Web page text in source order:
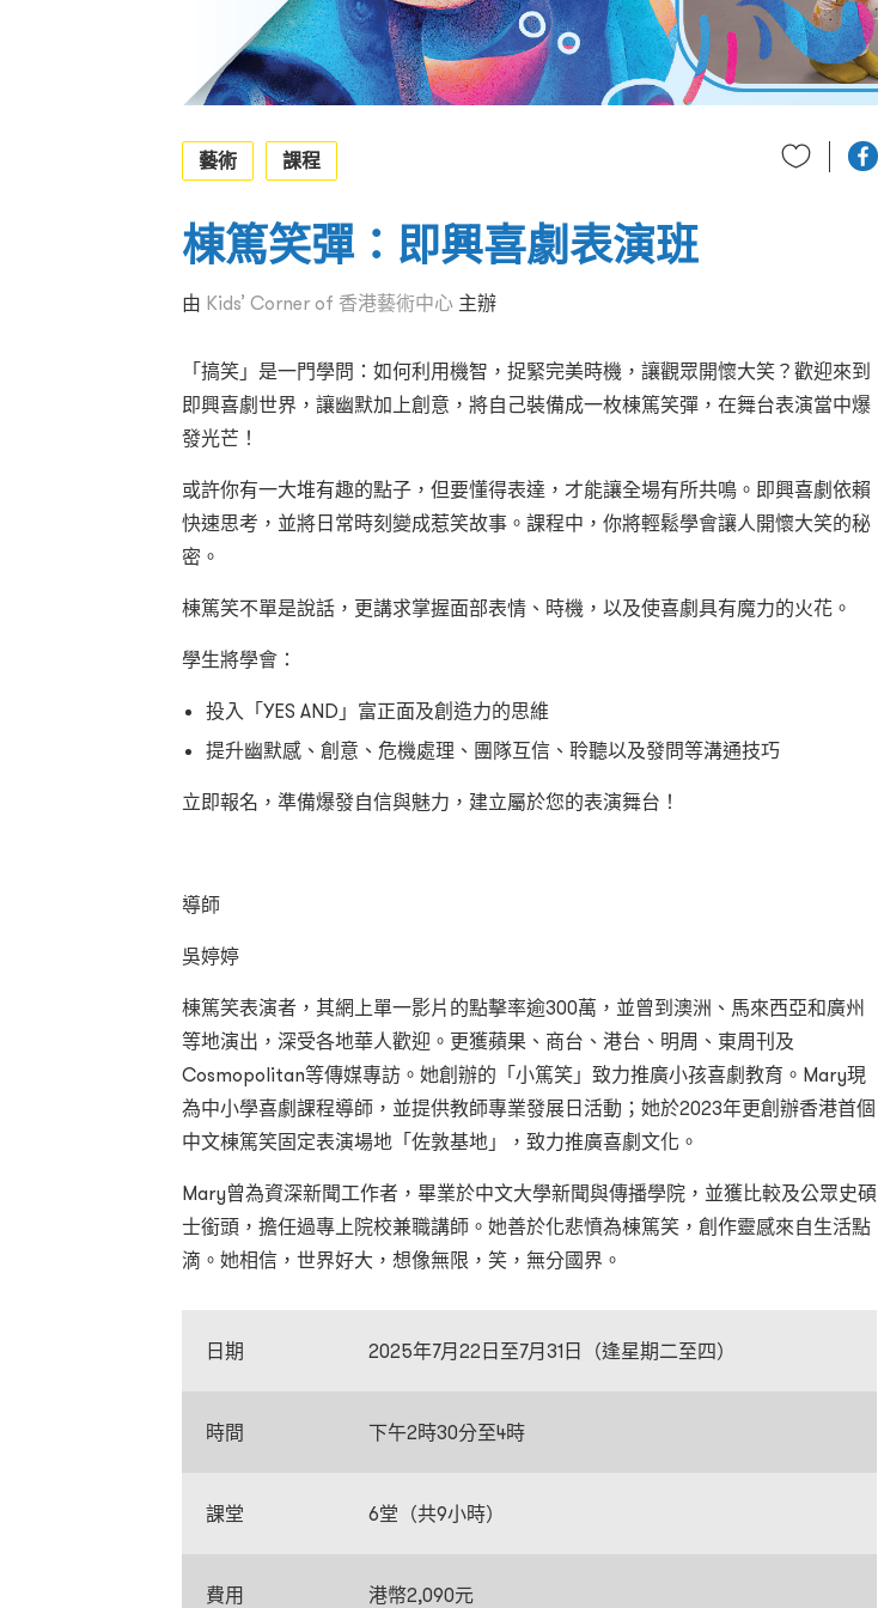
藝術 課程
棟篤笑彈：即興喜劇表演班
由 Kids’ Corner of 香港藝術中心 主辦
「搞笑」是一門學問：如何利用機智，捉緊完美時機，讓觀眾開懷大笑？歡迎來到
即興喜劇世界，讓幽默加上創意，將自己裝備成一枚棟篤笑彈，在舞台表演當中爆
發光芒！
或許你有一大堆有趣的點子，但要懂得表達，才能讓全場有所共鳴。即興喜劇依賴
快速思考，並將日常時刻變成惹笑故事。課程中，你將輕鬆學會讓人開懷大笑的秘
密。
棟篤笑不單是說話，更講求掌握面部表情、時機，以及使喜劇具有魔力的火花。
學生將學會：
投入「YES AND」富正面及創造力的思維
提升幽默感、創意、危機處理、團隊互信、聆聽以及發問等溝通技巧
立即報名，準備爆發自信與魅力，建立屬於您的表演舞台！
導師
吳婷婷
棟篤笑表演者，其網上單一影片的點擊率逾300萬，並曾到澳洲、馬來西亞和廣州
等地演出，深受各地華人歡迎。更獲蘋果、商台、港台、明周、東周刊及
Cosmopolitan等傳媒專訪。她創辦的「小篤笑」致力推廣小孩喜劇教育。Mary現
為中小學喜劇課程導師，並提供教師專業發展日活動；她於2023年更創辦香港⾸個
中⽂棟篤笑固定表演場地「佐敦基地」，致⼒推廣喜劇⽂化。
Mary曾為資深新聞工作者，畢業於中文大學新聞與傳播學院，並獲比較及公眾史碩
士銜頭，擔任過專上院校兼職講師。她善於化悲憤為棟篤笑，創作靈感來自生活點
滴。她相信，世界好大，想像無限，笑，無分國界。
日期 2025年7月22日至7月31日（逢星期二至四）
時間 下午2時30分至4時
課堂 6堂 （共9小時）
費用 港幣2,090元